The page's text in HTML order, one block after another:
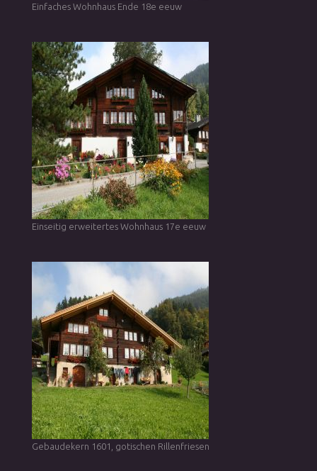
Einfaches Wohnhaus Ende 18e eeuw
Einseitig erweitertes Wohnhaus 17e eeuw
Gebaudekern 1601, gotischen Rillenfriesen